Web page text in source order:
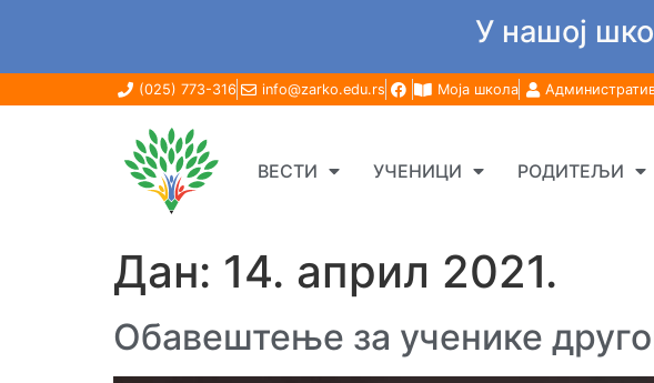
У нашој
(025) 773-316 info@zarko.edu.rs Моја школа
ВЕСТИ УЧЕНИЦИ РОДИТЕЉИ
Дан: 14. април 2021.
Обавештење за ученике